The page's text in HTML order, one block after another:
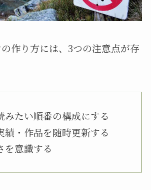
作り方には、3つの注意点が存
みたい順番の構成にする
績・作品を随時更新する
を意識する